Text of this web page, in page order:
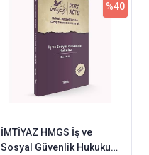
İMTİYAZ HMGS İş ve
Sosyal Güvenlik Hukuku
%40